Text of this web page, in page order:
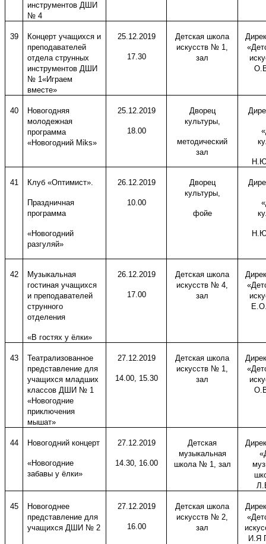
инструментов ДШИ
№ 4
39
Концерт учащихся и
преподавателей
отдела струнных
инструментов ДШИ
№ 1«Играем
вместе»
25.12.2019
17.30
Детская школа
искусств № 1,
зал
40
Новогодняя
молодежная
программа
«Новогодний Miks»
25.12.2019
18.00
Дворец
культуры,
методический
зал
41 Клуб «Оптимист».
Праздничная
программа
«Новогодний
разгуляй»
26.12.2019
10.00
Дворец
культуры,
фойе
42
Музыкальная
гостиная учащихся
и преподавателей
струнного
отделения
«В гостях у ёлки»
26.12.2019
17.00
Детская школа
искусств № 4,
зал
43
Театрализованное
представление для
учащихся младших
классов ДШИ № 1
«Новогодние
приключения
мышат»
27.12.2019
14.00, 15.30
Детская школа
искусств № 1,
зал
44 Новогодний концерт
«Новогодние
забавы у ёлки»
27.12.2019
14.30, 16.00
Детская
музыкальная
школа № 1, зал
45
Новогоднее
представление для
учащихся ДШИ № 2
27.12.2019
16.00
Детская школа
искусств № 2,
зал
И.Я